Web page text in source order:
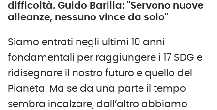
difficoltà. Guido Barilla: "Servono nuove
alleanze, nessuno vince da solo"
Siamo entrati negli ultimi 10 anni
fondamentali per raggiungere i 17 SDG e
ridisegnare il nostro futuro e quello del
Pianeta. Ma se da una parte il tempo
sembra incalzare, dall’altro abbiamo